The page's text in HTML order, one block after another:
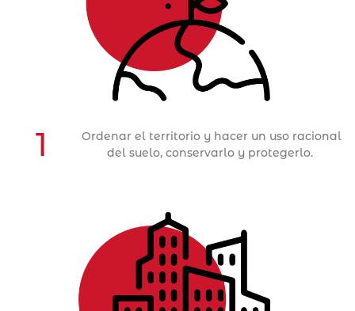
ACCIONES
1
Ordenar el territorio y hacer un uso racional
del suelo, conservarlo y protegerlo.
Objetivo Estratégico 2